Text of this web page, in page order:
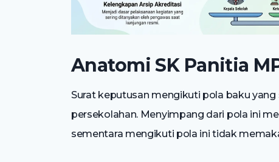
Anatomi SK Panitia
Surat keputusan mengikuti pola baku
persekolahan. Menyimpang dari pola ini
sementara mengikuti pola ini tidak